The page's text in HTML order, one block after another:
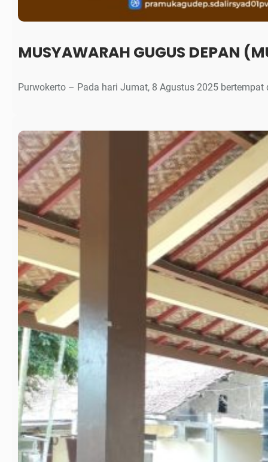
MUSYAWARAH GUGUS
Purwokerto – Pada hari Jumat, 8 Agustus 2025 bertempat